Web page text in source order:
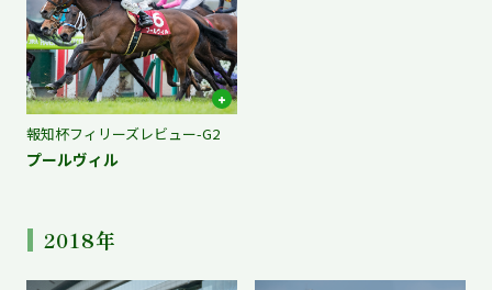
報知杯フィリーズレビュー-G2
プールヴィル
2018年